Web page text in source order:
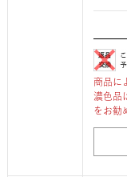
商品に
濃色品
をお勧